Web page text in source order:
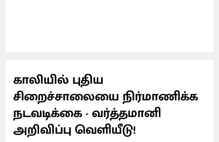
காலியில் புதிய
சிறைச்சாலையை நிர்மாணிக்க
நடவடிக்கை - வர்த்தமானி
அறிவிப்பு வெளியீடு!